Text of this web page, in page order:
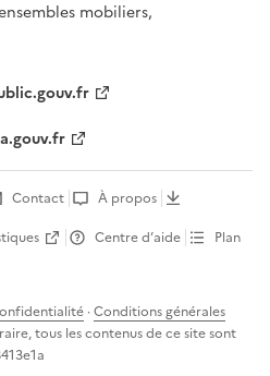
mobiliers,
Contact
À propos
Centre d’aide
Plan
·Conditions générales
tous les contenus de ce site sont